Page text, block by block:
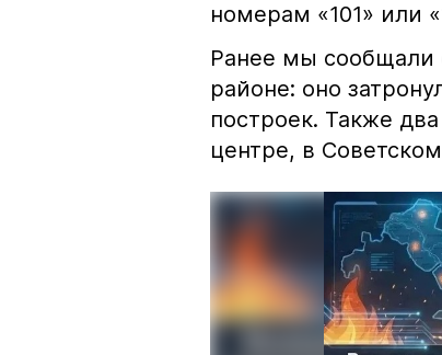
номерам «101» или
Ранее мы сообщали
районе: оно
построек. Также
центре, в